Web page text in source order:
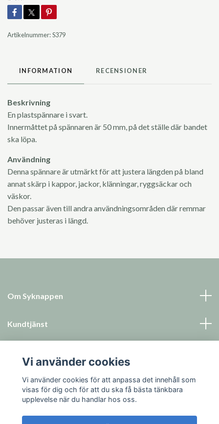
Artikelnummer:S379
INFORMATION RECENSIONER
Beskrivning
En plastspännare i svart.
Innermåttet på spännaren är 50 mm, på det ställe där bandet
ska löpa.
Användning
Denna spännare är utmärkt för att justera längden på bland
annat skärp i kappor, jackor, klänningar, ryggsäckar och
väskor.
Den passar även till andra användningsområden där remmar
behöver justeras i längd.
Om Syknappen
Kundtjänst
Sociala medier
Vi använder cookies
Vi använder cookies för att anpassa det innehåll som
visas för dig och för att du ska få bästa tänkbara
upplevelse när du handlar hos oss.